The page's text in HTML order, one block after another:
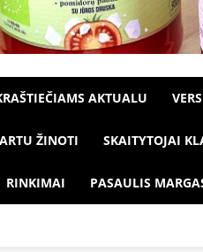
AKTUALU
ŽINOTI SKAITYTOJAI
RINKIMAI PASAULIS